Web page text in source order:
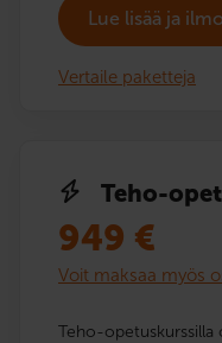
Lue lisää ja
Vertaile paketteja
Teho-
949 €
Voit maksaa myös
Teho-opetuskurssilla